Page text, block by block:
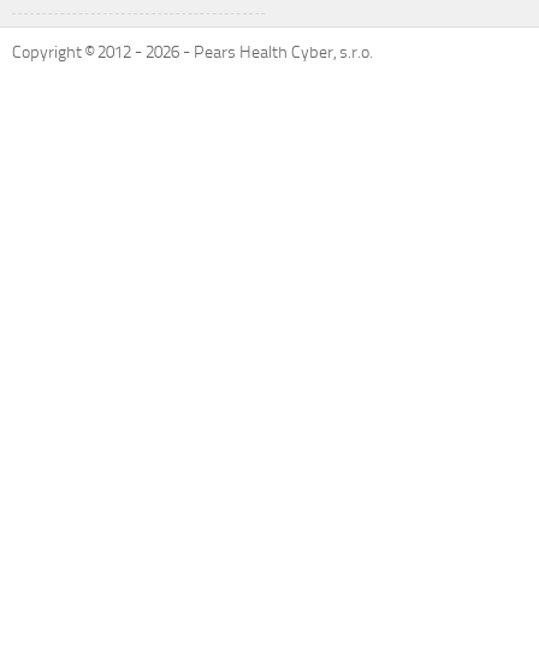
Copyright © 2012 -2026 - Pears Health Cyber, s.r.o.